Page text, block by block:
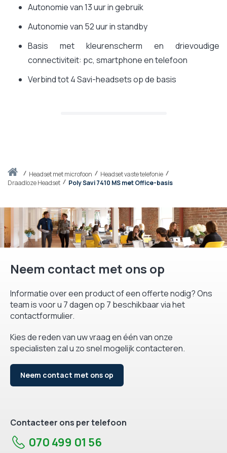
Thuisheadset met microfoon
Headset vaste telefonie
Draadloze Headset
Poly Savi 7410 MS met Office-basis
Autonomie van 13 uur in gebruik
Autonomie van 52 uur in standby
Basis met kleurenscherm en drievoudige
connectiviteit: pc, smartphone en telefoon
Verbind tot 4 Savi-headsets op de basis
Neem contact met ons op
Informatie over een product of een offerte nodig? Ons
team is voor u 7 dagen op 7 beschikbaar via het
contactformulier.
Kies de reden van uw vraag en één van onze
specialisten zal u zo snel mogelijk contacteren.
Neem contact met ons op
Contacteer ons per telefoon
070 499 01 56